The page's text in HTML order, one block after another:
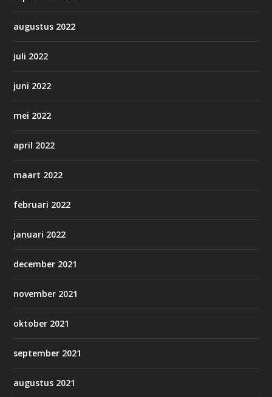
augustus 2022
juli 2022
juni 2022
mei 2022
april 2022
maart 2022
februari 2022
januari 2022
december 2021
november 2021
oktober 2021
september 2021
augustus 2021